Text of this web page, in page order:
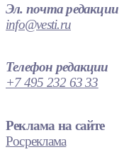
Эл. почта редакции
info@vesti.ru
Телефон редакции
+7 495 232 63 33
Реклама на сайте
Росреклама